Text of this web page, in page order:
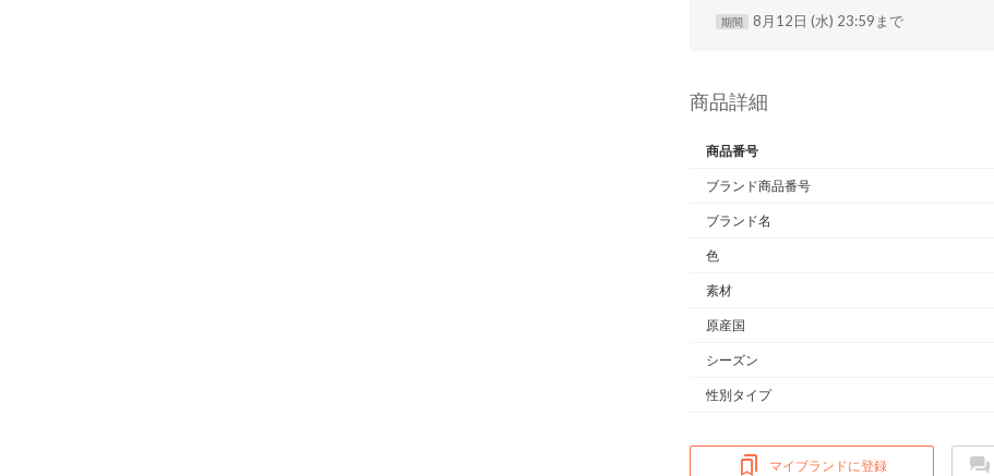
期間 8月12日 (水) 23:59まで
商品詳細
商品番号
ブランド商品番号
ブランド名
色
素材
原産国
シーズン
性別タイプ
マイブランドに登録